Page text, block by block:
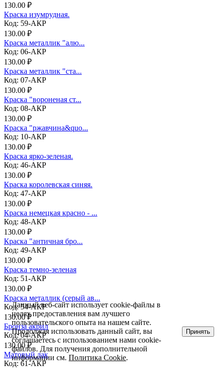
130.00 ₽
Краска изумрудная.
Код: 59-АКР
130.00 ₽
Краска металлик "алю...
Код: 06-АКР
130.00 ₽
Краска металлик "ста...
Код: 07-АКР
130.00 ₽
Краска "вороненая ст...
Код: 08-АКР
130.00 ₽
Краска "ржавчина&quo...
Код: 10-АКР
130.00 ₽
Краска ярко-зеленая.
Код: 46-АКР
130.00 ₽
Краска королевская синяя.
Код: 47-АКР
130.00 ₽
Краска немецкая красно - ...
Код: 48-АКР
130.00 ₽
Краска "античная бро...
Код: 49-АКР
130.00 ₽
Краска темно-зеленая
Код: 51-АКР
130.00 ₽
Краска металлик (серый ав...
Код: 54-АКР
130.00 ₽
Бронза акрил
Код: 04-АКР
130.00 ₽
Матовый лак
Код: 61-АКР
Данный веб-сайт использует cookie-файлы в
целях предоставления вам лучшего
пользовательского опыта на нашем сайте.
Продолжая использовать данный сайт, вы
соглашаетесь с использованием нами cookie-
файлов. Для получения дополнительной
информации см.Политика Cookie.
Принять